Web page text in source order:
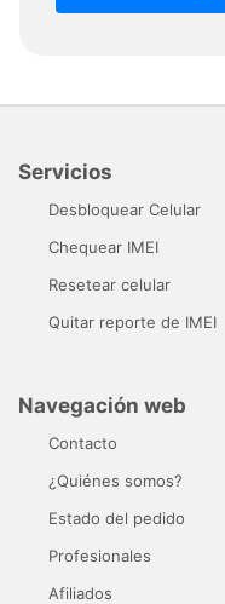
Servicios
Desbloquear Celular
Chequear IMEI
Resetear celular
Quitar reporte de IMEI
Navegación web
Contacto
¿Quiénes somos?
Estado del pedido
Profesionales
Afiliados